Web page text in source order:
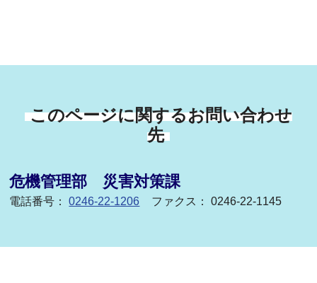
このページに関するお問い合わせ
先
危機管理部 災害対策課
電話番号：0246-22-1206 ファクス： 0246-22-1145